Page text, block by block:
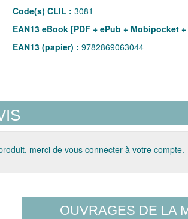
Code(s) CLIL : 3081
EAN13 eBook [PDF + ePub + Mobipocket
EAN13 (papier) : 9782869063044
merci de vous connecter à votre compte.
OUVRAGES DE LA